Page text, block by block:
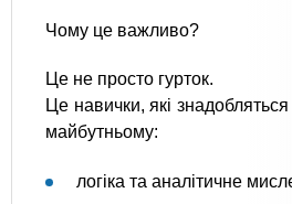
Чому це важливо?
Це не просто гурток.
Це навички, які
майбутньому:
логіка та аналітичне